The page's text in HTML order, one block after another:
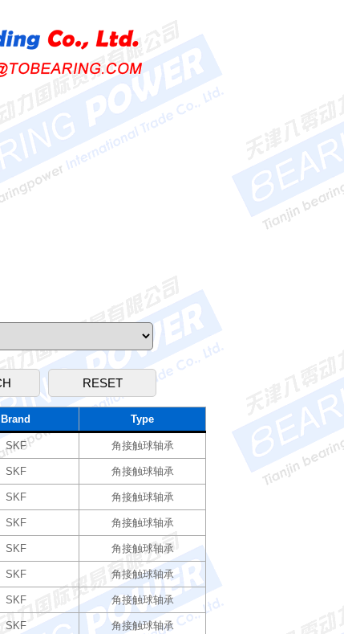
Brand Type
SKF 角接触球轴承
SKF 角接触球轴承
SKF 角接触球轴承
SKF 角接触球轴承
SKF 角接触球轴承
SKF 角接触球轴承
SKF 角接触球轴承
SKF 角接触球轴承